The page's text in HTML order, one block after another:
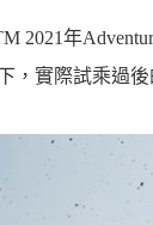
2021年
，實際試乘過後